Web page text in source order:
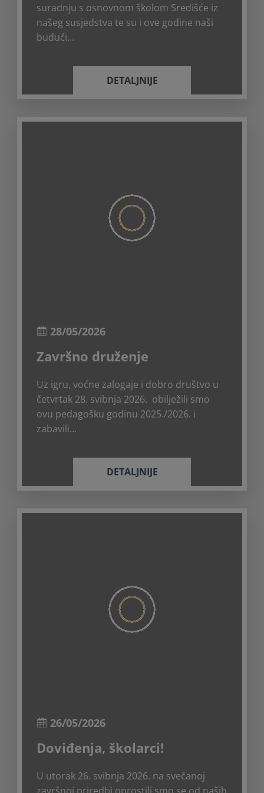
suradnju s osnovnom školom Središće iz
našeg susjedstva te su i ove godine naši
budući...
DETALJNIJE
28/05/2026
Završno druženje
Uz igru, voćne zalogaje i dobro društvo u
četvrtak 28. svibnja 2026. obilježili smo
ovu pedagošku godinu 2025./2026. i
zabavili...
DETALJNIJE
26/05/2026
Doviđenja, školarci!
U utorak 26. svibnja 2026. na svečanoj